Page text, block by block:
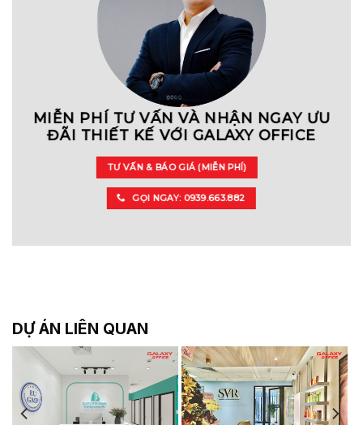
MIỄN PHÍ TƯ VẤN VÀ NHẬN NGAY ƯU
ĐÃI THIẾT KẾ VỚI GALAXY OFFICE
TƯ VẤN & BÁO GIÁ (MIỄN PHÍ)
GỌI NGAY: 0939.663.882
DỰ ÁN LIÊN QUAN